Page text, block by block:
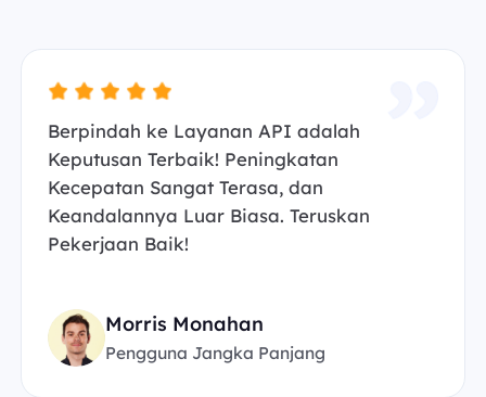
Berpindah ke Layanan API adalah
Keputusan Terbaik! Peningkatan
Kecepatan Sangat Terasa, dan
Keandalannya Luar Biasa. Teruskan
Pekerjaan Baik!
Morris Monahan
Pengguna Jangka Panjang